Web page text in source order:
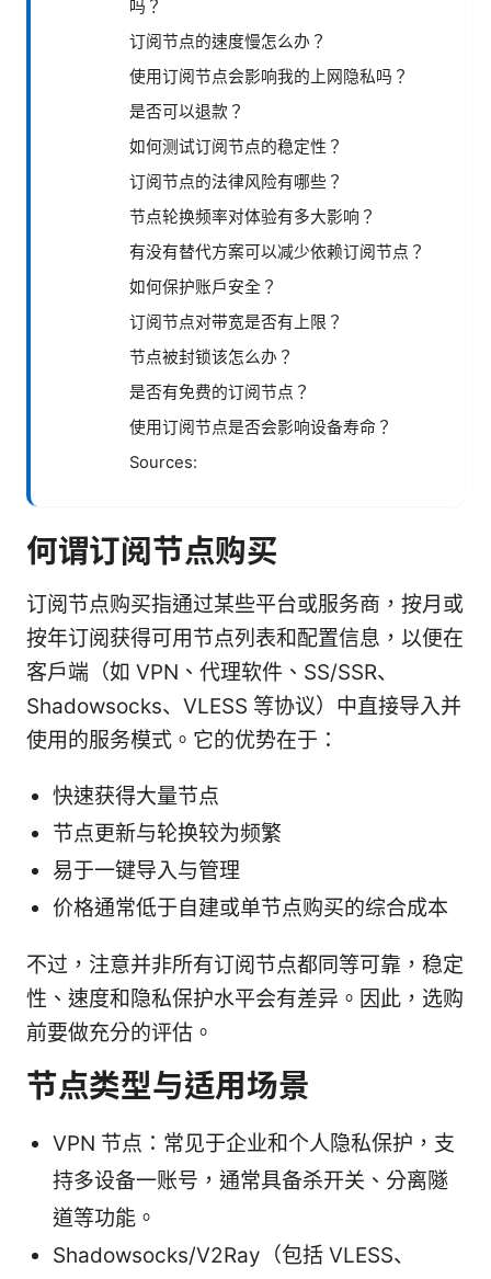
吗？
订阅节点的速度慢怎么办？
使用订阅节点会影响我的上网隐私吗？
是否可以退款？
如何测试订阅节点的稳定性？
订阅节点的法律风险有哪些？
节点轮换频率对体验有多大影响？
有没有替代方案可以减少依赖订阅节点？
如何保护账户安全？
订阅节点对带宽是否有上限？
节点被封锁该怎么办？
是否有免费的订阅节点？
使用订阅节点是否会影响设备寿命？
Sources:
何谓订阅节点购买
订阅节点购买指通过某些平台或服务商，按月或
按年订阅获得可用节点列表和配置信息，以便在
客户端（如 VPN、代理软件、SS/SSR、
Shadowsocks、VLESS 等协议）中直接导入并
使用的服务模式。它的优势在于：
快速获得大量节点
节点更新与轮换较为频繁
易于一键导入与管理
价格通常低于自建或单节点购买的综合成本
不过，注意并非所有订阅节点都同等可靠，稳定
性、速度和隐私保护水平会有差异。因此，选购
前要做充分的评估。
节点类型与适用场景
VPN 节点：常见于企业和个人隐私保护，支
持多设备一账号，通常具备杀开关、分离隧
道等功能。
Shadowsocks/V2Ray（包括 VLESS、